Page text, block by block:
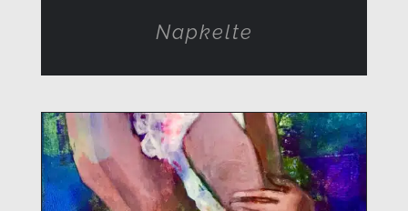
Napkelte